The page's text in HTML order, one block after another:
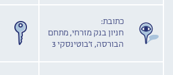
כתובת:
חניון בנק מזרחי, מתחם
הבורסה, ז'בוטינסקי 3